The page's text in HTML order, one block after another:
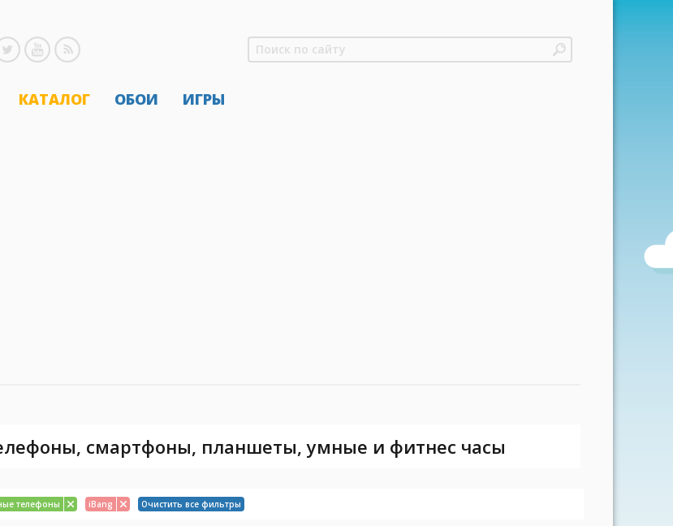
КАТАЛОГ ОБОИ ИГРЫ
смартфоны, планшеты, умные и фитнес часы
телефоны iBang Очистить все фильтры